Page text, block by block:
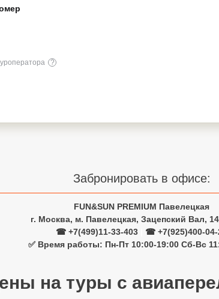
?
Забронировать в офисе:
FUN&SUN PREMIUM Павелецкая
г. Москва, м. Павелецкая, Зацепский Вал,
☎ +7(499)11-33-403
☎ +7(925)400-04-
✅ Время работы: Пн-Пт 10:00-19:00 Сб-Вс
на туры с